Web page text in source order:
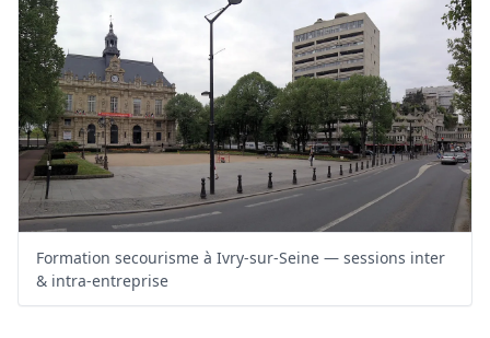
Formation secourisme à Ivry-sur-Seine — sessions inter
& intra-entreprise